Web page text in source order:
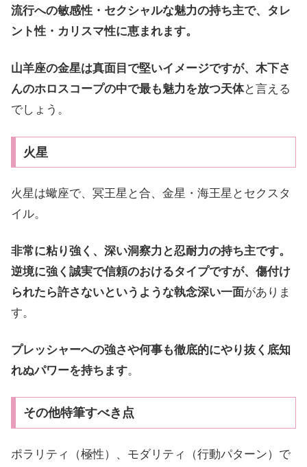
流行への敏感性・セクシャルな魅力の持ち主で、タレ
ント性・カリスマ性に恵まれます。
山羊座の金星は真面目で堅いイメージですが、木下さ
んのホロスコープの中で最も魅力を放つ天体と言える
でしょう。
火星
火星は蠍座で、冥王星と合、金星・海王星とセクスタ
イル。
非常に粘り強く、深い洞察力と忍耐力の持ち主です。
逆境に強く誠実で信頼のおけるタイプですが、傷付け
られたら許さないというような執念深い一面がありま
す。
プレッシャーへの強さや何事も徹底的にやり抜く底知
れぬパワーを持ちます。
その他特筆すべき点
ポラリティ（極性）、モダリティ（行動パターン）で